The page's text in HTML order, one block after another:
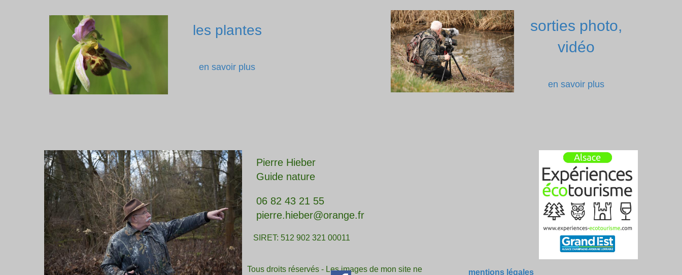
les plantes
en savoir plus
sorties photo,
vidéo
en savoir plus
Pierre Hieber
Guide nature
06 82 43 21 55
pierre.hieber@orange.fr
SIRET: 512 902 321 00011
Tous droits réservés - Les images de mon site ne mentions légales